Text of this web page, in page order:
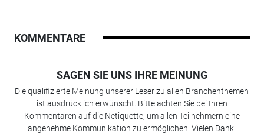
KOMMENTARE
SAGEN SIE UNS IHRE MEINUNG
Die qualifizierte Meinung unserer Leser zu allen Branchenthemen
ist ausdrücklich erwünscht. Bitte achten Sie bei Ihren
Kommentaren auf die Netiquette, um allen Teilnehmern eine
angenehme Kommunikation zu ermöglichen. Vielen Dank!